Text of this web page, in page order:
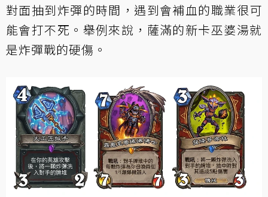
對面抽到炸彈的時間，遇到會補血的職業很可
能會打不死。舉例來說，薩滿的新卡巫婆湯就
是炸彈戰的硬傷。